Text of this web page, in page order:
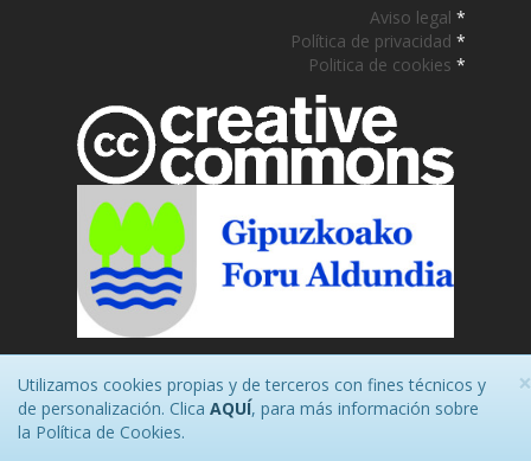
×
Utilizamos cookies propias y de terceros con fines técnicos y
de personalización. Clica AQUÍ, para más información sobre
la Política de Cookies.
Aviso legal *
Política de privacidad *
Politica de cookies *